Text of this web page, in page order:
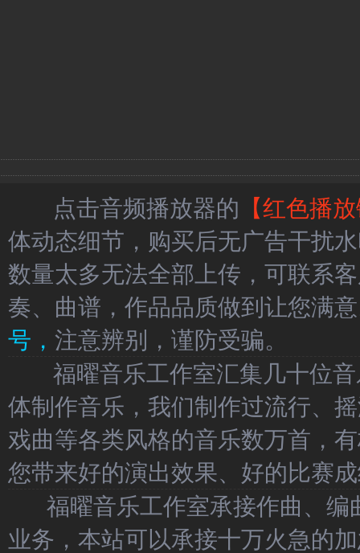
点击音频播放器的 【红色播
体动态细节，购买后无广告干扰
数量太多无法全部上传，可联系
奏、曲谱，作品品质做到让您满
号， 注意辨别，谨防受骗。
福曜音乐工作室汇集几十位音
体制作音乐，我们制作过流行、
戏曲等各类风格的音乐数万首，
您带来好的演出效果、好的比赛
福曜音乐工作室承接作曲、编
业务，本站可以承接十万火急的